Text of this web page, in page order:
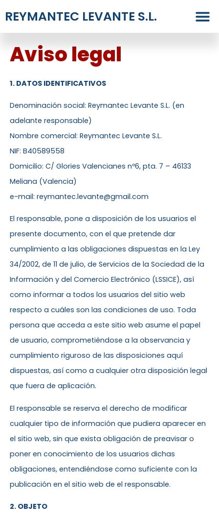
REYMANTEC LEVANTE S.L.
Aviso legal
1. DATOS IDENTIFICATIVOS
Denominación social: Reymantec Levante S.L. (en
adelante responsable)
Nombre comercial: Reymantec Levante S.L.
NIF: B40589558
Domicilio: C/ Glories Valencianes nº6, pta. 7 – 46133
Meliana (Valencia)
e-mail: reymantec.levante@gmail.com
El responsable, pone a disposición de los usuarios el
presente documento, con el que pretende dar
cumplimiento a las obligaciones dispuestas en la Ley
34/2002, de 11 de julio, de Servicios de la Sociedad de la
Información y del Comercio Electrónico (LSSICE), así
como informar a todos los usuarios del sitio web
respecto a cuáles son las condiciones de uso. Toda
persona que acceda a este sitio web asume el papel
de usuario, comprometiéndose a la observancia y
cumplimiento riguroso de las disposiciones aquí
dispuestas, así como a cualquier otra disposición legal
que fuera de aplicación.
El responsable se reserva el derecho de modificar
cualquier tipo de información que pudiera aparecer en
el sitio web, sin que exista obligación de preavisar o
poner en conocimiento de los usuarios dichas
obligaciones, entendiéndose como suficiente con la
publicación en el sitio web de el responsable.
2. OBJETO